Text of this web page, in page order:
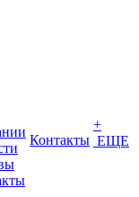
Контакты
+
ЕЩЕ